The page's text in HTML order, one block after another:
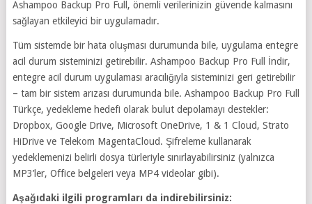
Ashampoo Backup Pro Full, önemli verilerinizin güvende kalmasını
sağlayan etkileyici bir uygulamadır.
Tüm sistemde bir hata oluşması durumunda bile, uygulama entegre
acil durum sisteminizi getirebilir. Ashampoo Backup Pro Full İndir,
entegre acil durum uygulaması aracılığıyla sisteminizi geri getirebilir
– tam bir sistem arızası durumunda bile. Ashampoo Backup Pro Full
Türkçe, yedekleme hedefi olarak bulut depolamayı destekler:
Dropbox, Google Drive, Microsoft OneDrive, 1 & 1 Cloud, Strato
HiDrive ve Telekom MagentaCloud. Şifreleme kullanarak
yedeklemenizi belirli dosya türleriyle sınırlayabilirsiniz (yalnızca
MP3’ler, Office belgeleri veya MP4 videolar gibi).
Aşağıdaki ilgili programları da indirebilirsiniz: